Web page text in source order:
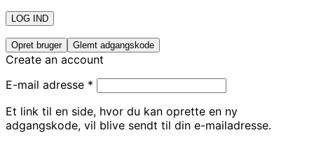
LOG IND
Opret bruger Glemt adgangskode
Create an account
E-mail adresse *
Et link til en side, hvor du kan oprette en ny
adgangskode, vil blive sendt til din e-mailadresse.